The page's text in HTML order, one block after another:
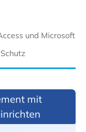
und Microsoft
mit